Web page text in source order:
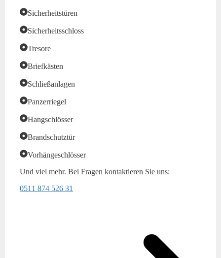
Sicherheitstüren
Sicherheitsschloss
Tresore
Briefkästen
Schließanlagen
Panzerriegel
Hangschlösser
Brandschutztür
Vorhängeschlösser
Und viel mehr. Bei Fragen kontaktieren Sie uns:
0511 874 526 31